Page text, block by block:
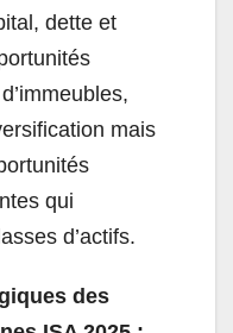
dette et
mais
qui
d’actifs.
des